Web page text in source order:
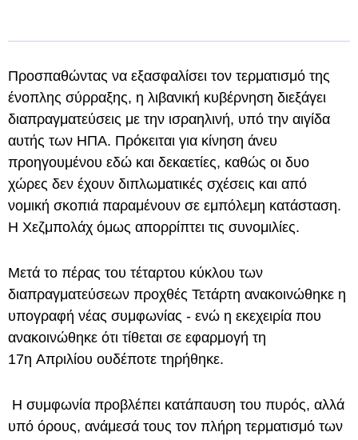
Προσπαθώντας να εξασφαλίσει τον τερματισμό της
ένοπλης σύρραξης, η λιβανική κυβέρνηση διεξάγει
διαπραγματεύσεις με την ισραηλινή, υπό την αιγίδα
αυτής των ΗΠΑ. Πρόκειται για κίνηση άνευ
προηγουμένου εδώ και δεκαετίες, καθώς οι δυο
χώρες δεν έχουν διπλωματικές σχέσεις και από
νομική σκοπιά παραμένουν σε εμπόλεμη κατάσταση.
Η Χεζμπολάχ όμως απορρίπτει τις συνομιλίες.
Μετά το πέρας του τέταρτου κύκλου των
διαπραγματεύσεων προχθές Τετάρτη ανακοινώθηκε η
υπογραφή νέας συμφωνίας - ενώ η εκεχειρία που
ανακοινώθηκε ότι τίθεται σε εφαρμογή τη
17η Απριλίου ουδέποτε τηρήθηκε.
Η συμφωνία προβλέπει κατάπαυση του πυρός, αλλά
υπό όρους, ανάμεσά τους τον πλήρη τερματισμό των